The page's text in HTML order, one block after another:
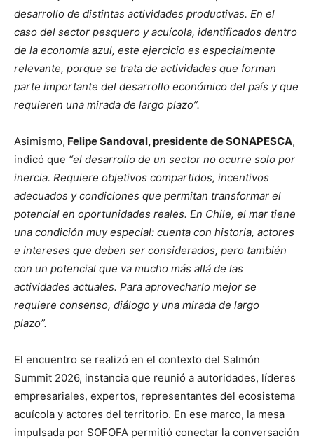
desarrollo de distintas actividades productivas. En el
caso del sector pesquero y acuícola, identificados dentro
de la economía azul, este ejercicio es especialmente
relevante, porque se trata de actividades que forman
parte importante del desarrollo económico del país y que
requieren una mirada de largo plazo”.
Asimismo, Felipe Sandoval, presidente de SONAPESCA,
indicó que “el desarrollo de un sector no ocurre solo por
inercia. Requiere objetivos compartidos, incentivos
adecuados y condiciones que permitan transformar el
potencial en oportunidades reales. En Chile, el mar tiene
una condición muy especial: cuenta con historia, actores
e intereses que deben ser considerados, pero también
con un potencial que va mucho más allá de las
actividades actuales. Para aprovecharlo mejor se
requiere consenso, diálogo y una mirada de largo
plazo”.
El encuentro se realizó en el contexto del Salmón
Summit 2026, instancia que reunió a autoridades, líderes
empresariales, expertos, representantes del ecosistema
acuícola y actores del territorio. En ese marco, la mesa
impulsada por SOFOFA permitió conectar la conversación